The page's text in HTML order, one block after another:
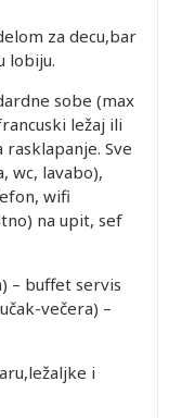
za decu,bar
lobiju.
sobe (max
ležaj ili
Sve
wc, lavabo),
wifi
na upit, sef
– buffet servis
večera) –
i